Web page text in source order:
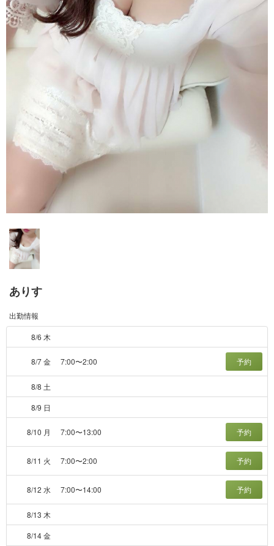
ありす
出勤情報
8/6 木
8/7 金 7:00〜2:00 予約
8/8 土
8/9 日
8/10 月 7:00〜13:00 予約
8/11 火 7:00〜2:00 予約
8/12 水 7:00〜14:00 予約
8/13 木
8/14 金